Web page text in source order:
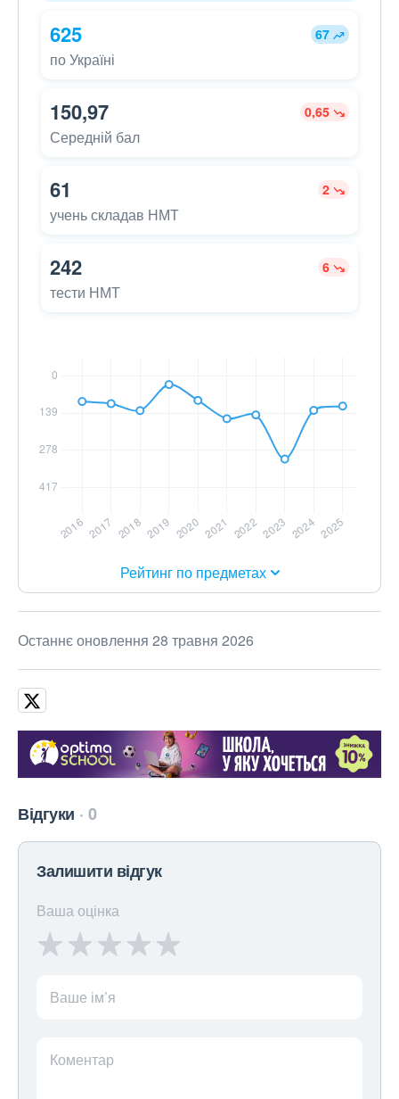
625 67
по Україні
150,97 0,65
Середній бал
61 2
учень складав НМТ
242 6
тести НМТ
Рейтинг по предметах
Останнє оновлення 28 травня 2026
Відгуки 0
Залишити відгук
Ваша оцінка
Ваше ім’я
Коментар